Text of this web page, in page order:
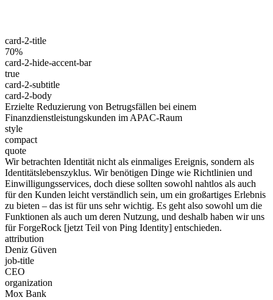
card-2-title
70%
card-2-hide-accent-bar
true
card-2-subtitle
card-2-body
Erzielte Reduzierung von Betrugsfällen bei einem
Finanzdienstleistungskunden im APAC-Raum
style
compact
quote
Wir betrachten Identität nicht als einmaliges Ereignis, sondern als
Identitätslebenszyklus. Wir benötigen Dinge wie Richtlinien und
Einwilligungsservices, doch diese sollten sowohl nahtlos als auch
für den Kunden leicht verständlich sein, um ein großartiges Erlebnis
zu bieten – das ist für uns sehr wichtig. Es geht also sowohl um die
Funktionen als auch um deren Nutzung, und deshalb haben wir uns
für ForgeRock [jetzt Teil von Ping Identity] entschieden.
attribution
Deniz Güven
job-title
CEO
organization
Mox Bank